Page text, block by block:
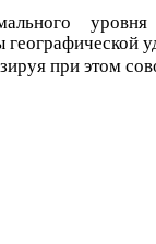
уровня
при этом